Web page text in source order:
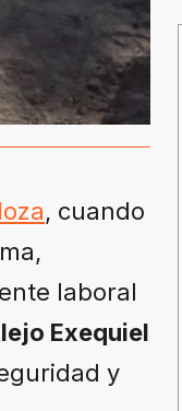
, cuando
laboral
Exequiel
y